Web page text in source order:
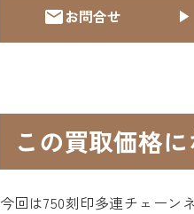
お問合せ
この買取価格
今回は750刻印多連チェー